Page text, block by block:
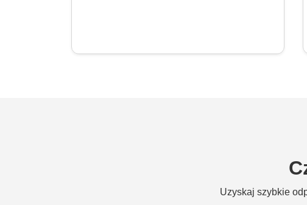
Uzyskaj szybkie